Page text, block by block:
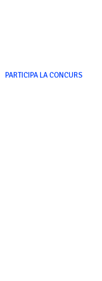
PARTICIPA LA CONCURS